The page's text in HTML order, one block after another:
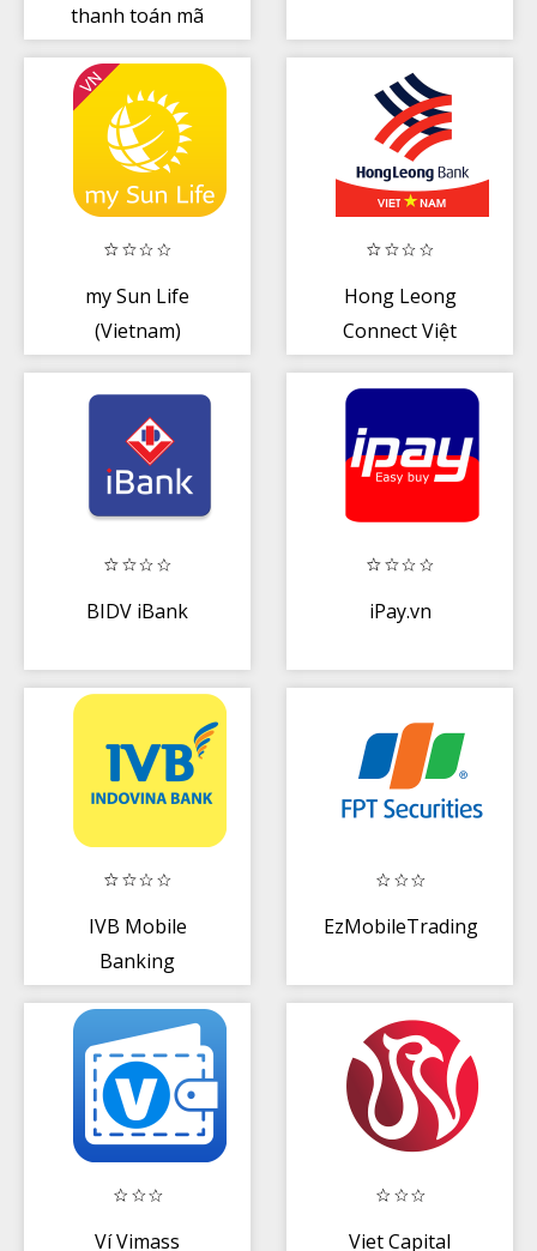
thanh toán mã
my Sun Life
(Vietnam)
Hong Leong
Connect Việt
BIDV iBank iPay.vn
IVB Mobile
Banking
EzMobileTrading
Ví Vimass Viet Capital